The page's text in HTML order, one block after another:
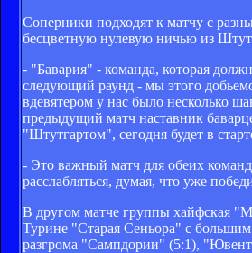
Соперники подходят к матчу с
бесцветную нулевую ничью из
- "Бавария" - команда, которая
следующий раунд - мы этого
вдевятером у нас было несколько
предыдущий матч наставник
"Штутгартом", сегодня будет в
- Это важный матч для обеих
расслабляться, думая, что уже
В другом матче группы хайфская
Турине "Старая Сеньора" с
разгрома "Сампдории" (5:1),